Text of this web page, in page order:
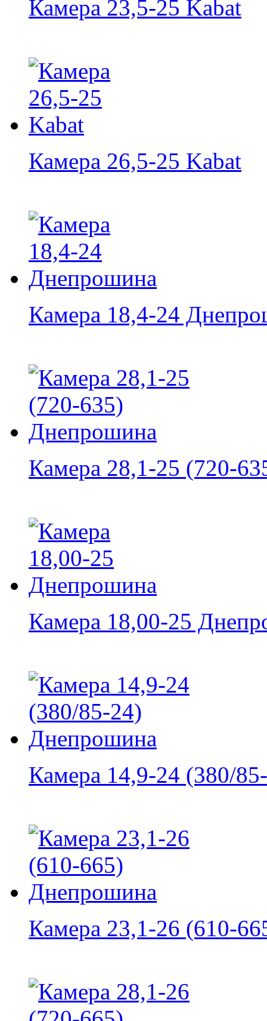
Камера 23,5-25 Kabat
Камера 26,5-25 Kabat
Камера 18,4-24
Камера 28,1-25 (720-
Камера 18,00-25
Камера 14,9-24 (380/
Камера 23,1-26 (610-